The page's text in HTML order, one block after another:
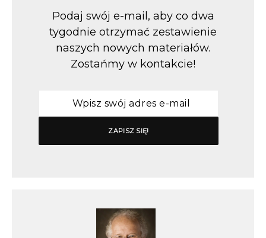
Podaj swój e-mail, aby co dwa
tygodnie otrzymać zestawienie
naszych nowych materiałów.
Zostańmy w kontakcie!